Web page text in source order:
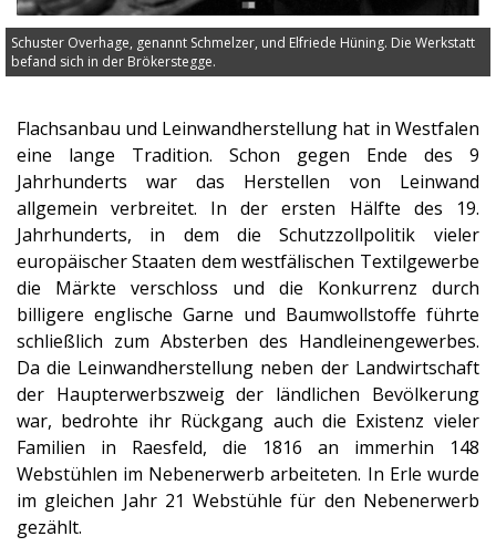
Schuster Overhage, genannt Schmelzer, und Elfriede Hüning. Die Werkstatt
befand sich in der Brökerstegge.
Flachsanbau und Leinwandherstellung hat in Westfalen
eine lange Tradition. Schon gegen Ende des 9
Jahrhunderts war das Herstellen von Leinwand
allgemein verbreitet. In der ersten Hälfte des 19.
Jahrhunderts, in dem die Schutzzollpolitik vieler
europäischer Staaten dem westfälischen Textilgewerbe
die Märkte verschloss und die Konkurrenz durch
billigere englische Garne und Baumwollstoffe führte
schließlich zum Absterben des Handleinengewerbes.
Da die Leinwandherstellung neben der Landwirtschaft
der Haupterwerbszweig der ländlichen Bevölkerung
war, bedrohte ihr Rückgang auch die Existenz vieler
Familien in Raesfeld, die 1816 an immerhin 148
Webstühlen im Nebenerwerb arbeiteten. In Erle wurde
im gleichen Jahr 21 Webstühle für den Nebenerwerb
gezählt.